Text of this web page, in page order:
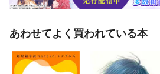
あわせてよく買われている本